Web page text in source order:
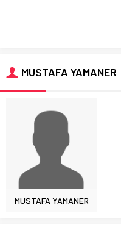
MUSTAFA YAMANER
MUSTAFA YAMANER